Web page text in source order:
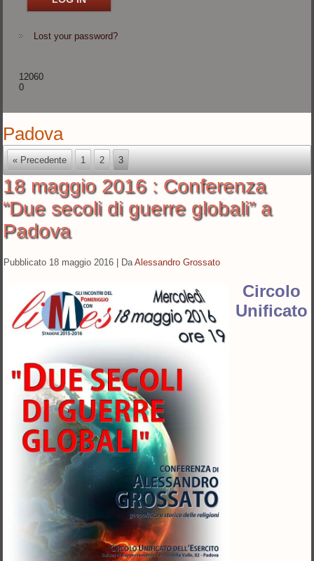
Lost your password?
12060
0
Padova
« Precedente 1 2 3
18 maggio 2016 : Conferenza
“Due secoli di guerre globali” a
Padova
Pubblicato 18 maggio 2016 Da Alessandro Grossato
Circolo
Unificato